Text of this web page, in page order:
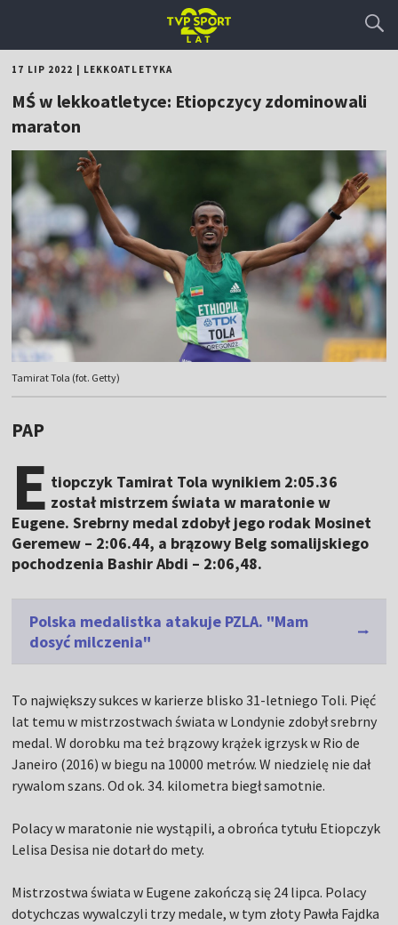
17 LIP 2022 LEKKOATLETYKA
MŚ w lekkoatletyce: Etiopczycy zdominowali
maraton
Tamirat Tola (fot. Getty)
PAP
E tiopczyk Tamirat Tola wynikiem 2:05.36
został mistrzem świata w maratonie w
Eugene. Srebrny medal zdobył jego rodak Mosinet
Geremew – 2:06.44, a brązowy Belg somalijskiego
pochodzenia Bashir Abdi – 2:06,48.
Polska medalistka atakuje PZLA. "Mam
dosyć milczenia"
To największy sukces w karierze blisko 31-letniego Toli. Pięć
lat temu w mistrzostwach świata w Londynie zdobył srebrny
medal. W dorobku ma też brązowy krążek igrzysk w Rio de
Janeiro (2016) w biegu na 10000 metrów. W niedzielę nie dał
rywalom szans. Od ok. 34. kilometra biegł samotnie.
Polacy w maratonie nie wystąpili, a obrońca tytułu Etiopczyk
Lelisa Desisa nie dotarł do mety.
Mistrzostwa świata w Eugene zakończą się 24 lipca. Polacy
dotychczas wywalczyli trzy medale, w tym złoty Pawła Fajdka